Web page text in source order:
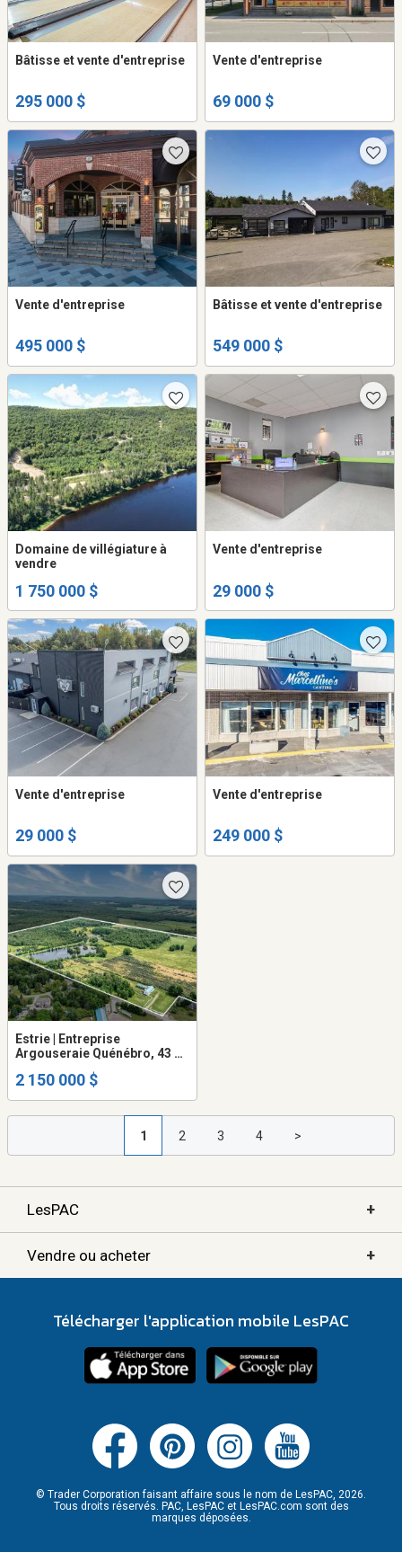
Bâtisse et vente d'entreprise
295 000 $
Vente d'entreprise
69 000 $
Vente d'entreprise
495 000 $
Bâtisse et vente d'entreprise
549 000 $
Domaine de villégiature à
vendre
1 750 000 $
Vente d'entreprise
29 000 $
Vente d'entreprise
29 000 $
Vente d'entreprise
249 000 $
Estrie | Entreprise
Argouseraie Quénébro, 43 ha
domaine magnifique!
2 150 000 $
1 2 3 4 >
LesPAC +
Vendre ou acheter +
Télécharger l'application mobile LesPAC
© Trader Corporation faisant affaire sous le nom de LesPAC, 2026.
Tous droits réservés. PAC, LesPAC et LesPAC.com sont des
marques déposées.